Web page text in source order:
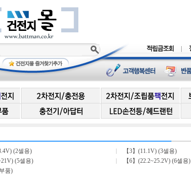
(2셀용)
【3】(11.1V) (3셀용)
(5셀용)
【6】(22.2~25.2V) (6셀용)
품)